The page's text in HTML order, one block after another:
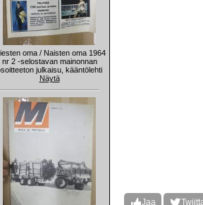
oma / Naisten oma 1964
nr 2 -selostavan mainonnan
julkaisu, kääntölehti
Näytä
Jaa